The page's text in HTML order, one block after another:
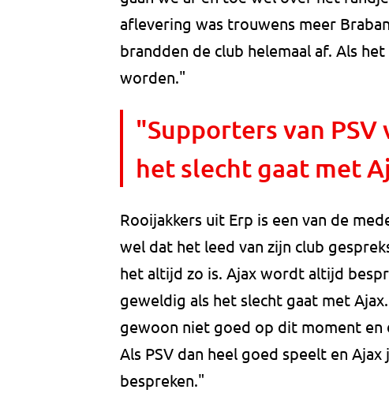
aflevering was trouwens meer
brandden de club helemaal af. Als
worden."
"Supporters van
het slecht gaat met
Rooijakkers uit Erp is een van de
wel dat het leed van zijn club
het altijd zo is. Ajax wordt altijd
geweldig als het slecht gaat met
gewoon niet goed op dit moment en
Als PSV dan heel goed speelt en
bespreken."